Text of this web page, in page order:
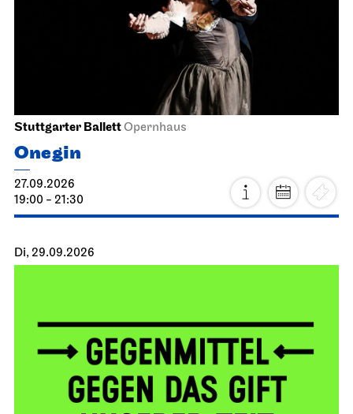
Stuttgarter BallettOpernhaus
Onegin
27.09.2026
19:00 - 21:30
Di, 29.09.2026